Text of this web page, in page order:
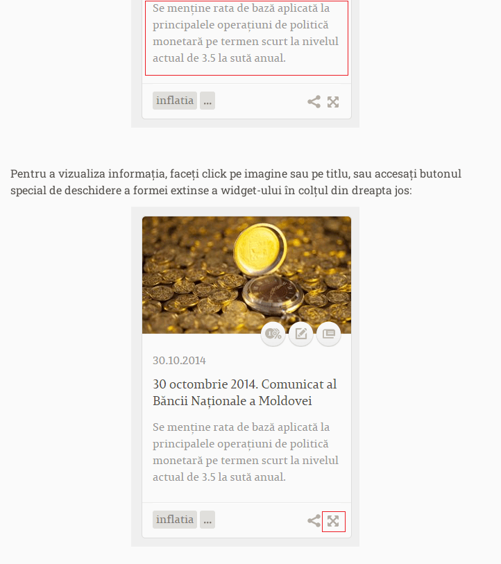
Pentru a vizualiza informația, faceți click pe imagine sau pe titlu, sau accesați butonul
special de deschidere a formei extinse a widget-ului în colțul din dreapta jos: